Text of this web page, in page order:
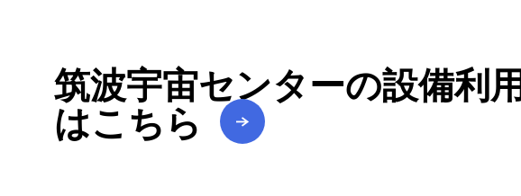
筑波宇宙センターの設備利用
はこちら